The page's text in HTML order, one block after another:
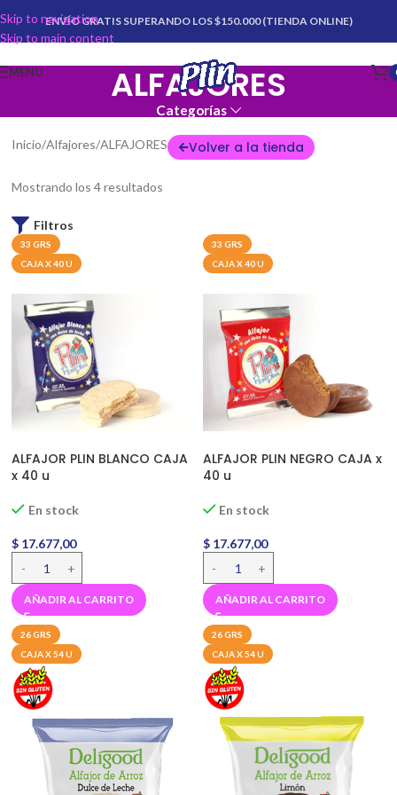
Skip to navigation
Skip to main content
ENVÍO GRATIS SUPERANDO LOS $150.000 (TIENDA ONLINE)
MENU ALFAJORES
Categorías
Inicio Alfajores ALFAJORES Volver a la tienda
Mostrando los 4 resultados
Filtros
33 GRS
CAJA X 40 U
ALFAJOR PLIN BLANCO CAJA
x 40 u
En stock
$ 17.677,00
AÑADIR AL CARRITO
33 GRS
CAJA X 40 U
ALFAJOR PLIN NEGRO CAJA x
40 u
En stock
$17.677,00
AÑADIR AL CARRITO
26 GRS
CAJA X 54 U
26 GRS
CAJA X 54 U